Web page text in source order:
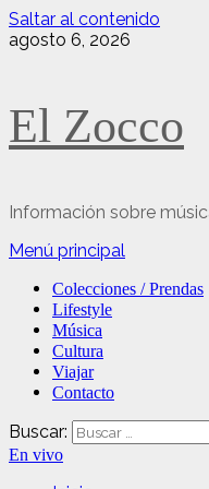
Saltar al contenido
agosto 6, 2026
El Zocco
Información sobre
Menú principal
Colecciones / Prendas
Lifestyle
Música
Cultura
Viajar
Contacto
Buscar:
En vivo